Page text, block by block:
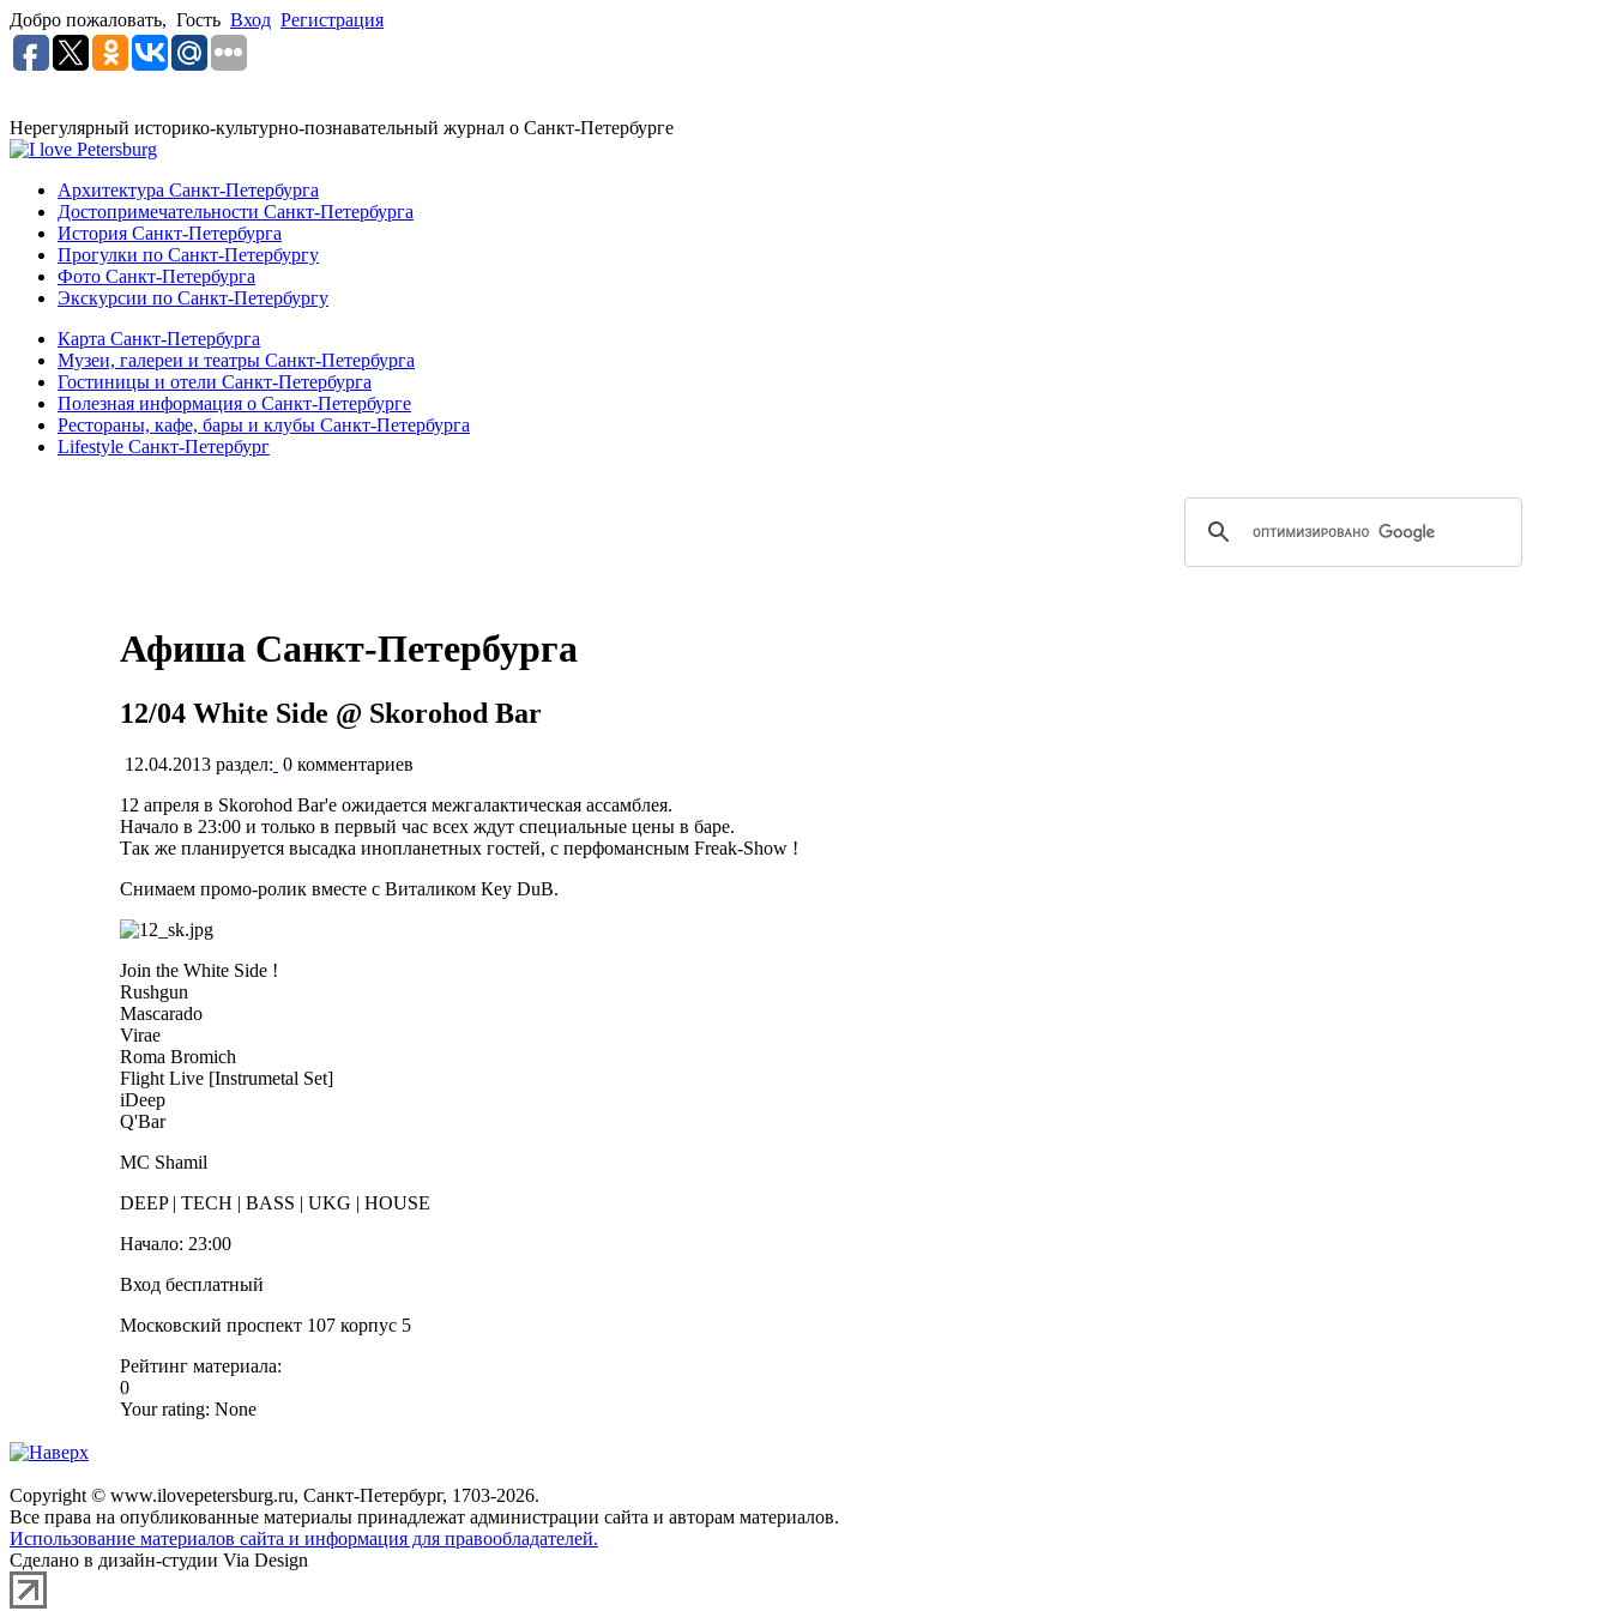
Добро пожаловать, Гость Вход Регистрация
Нерегулярный историко-культурно-познавательный журнал о Санкт-Петербурге
Архитектура Санкт-Петербурга
Достопримечательности Санкт-Петербурга
История Санкт-Петербурга
Прогулки по Санкт-Петербургу
Фото Санкт-Петербурга
Экскурсии по Санкт-Петербургу
Карта Санкт-Петербурга
Музеи, галереи и театры Санкт-Петербурга
Гостиницы и отели Санкт-Петербурга
Полезная информация о Санкт-Петербурге
Рестораны, кафе, бары и клубы Санкт-Петербурга
Lifestyle Санкт-Петербург
Афиша Санкт-Петербурга
12/04 White Side @ Skorohod Bar
12.04.2013 раздел: 0 комментариев
12 апреля в Skorohod Bar'е ожидается межгалактическая ассамблея.
Начало в 23:00 и только в первый час всех ждут специальные цены в баре.
Так же планируется высадка инопланетных гостей, с перфомансным Freak-Show !
Снимаем промо-ролик вместе с Виталиком Кey DuB.
Join the White Side !
Rushgun
Mascarado
Virae
Roma Bromich
Flight Live [Instrumetal Set]
iDeep
Q'Bar
MC Shamil
DEEP | TECH | BASS | UKG | HOUSE
Начало: 23:00
Вход бесплатный
Московский проспект 107 корпус 5
Рейтинг материала:
0
Your rating: None
Copyright © www.ilovepetersburg.ru, Санкт-Петербург, 1703-2026.
Все права на опубликованные материалы принадлежат администрации сайта и авторам материалов.
Использование материалов сайта и информация для правообладателей.
Сделано в дизайн-студии Via Design